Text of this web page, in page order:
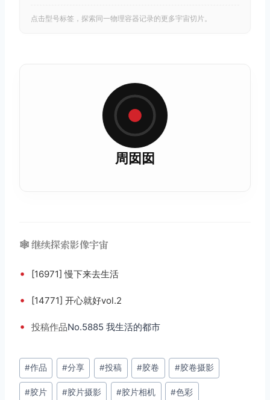
点击型号标签，探索同一物理容器记录的更多宇宙切片。
周囡囡
🕸️ 继续探索影像宇宙
• [16971] 慢下来去生活
• [14771] 开心就好vol.2
• 投稿作品No.5885 我生活的都市
文
章
标
#作品 #分享 #投稿 #胶卷 #胶卷摄影
#胶片 #胶片摄影 #胶片相机 #色彩